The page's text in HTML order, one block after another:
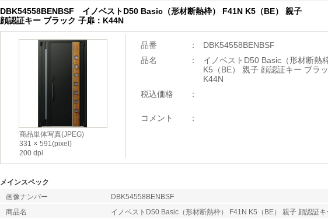
DBK54558BENBSF イノベストD50 Basic（形材断熱枠） F41N K5（BE） 親子
顔認証キー ブラック 子扉：K44N
商品単体写真(JPEG)
331
591(pixel)
200 dpi
品番 ：
DBK54558BENBSF
品名
：
イノベストD50 Basic（形材断熱
K5（BE） 親子 顔認証キー ブラ
K44N
税込価格
：
コメント ：
メインスペック
画像ナンバー
DBK54558BENBSF
商品名
イノベストD50 Basic（形材断熱枠） F41N K5（BE） 親子 顔認証